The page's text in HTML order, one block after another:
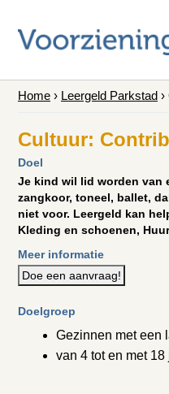
Home › Leergeld Parkstad ›
Cultuur:
Doel
Je kind wil lid worden van
zangkoor, toneel, ballet,
niet voor. Leergeld kan
Kleding en schoenen,
Meer informatie
Doe een aanvraag!
Doelgroep
Gezinnen met een
van 4 tot en met 18